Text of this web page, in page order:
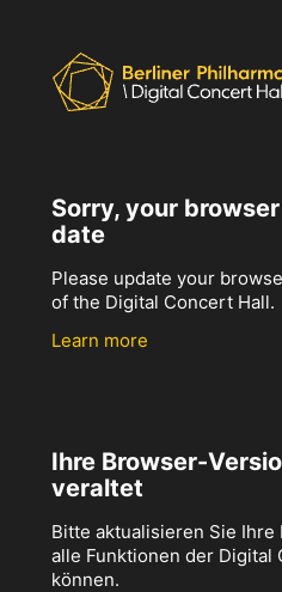
Sorry, your
date
Please update your
of the Digital Concert Hall.
Learn more
Ihre Browser-
veraltet
Bitte aktualisieren Sie Ihre
alle Funktionen der Digital
können.